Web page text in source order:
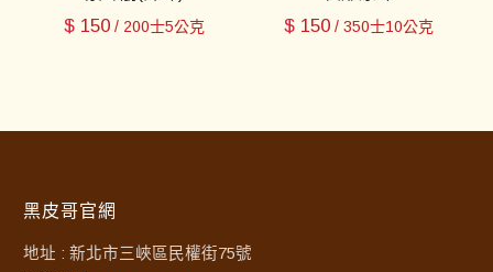
$ 150/ 200士5公克 $ 150 / 350士10公克
黑皮哥官網
地址 : 新北市三峽區民權街75號